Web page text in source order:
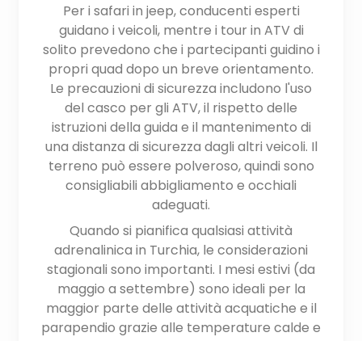
Per i safari in jeep, conducenti esperti
guidano i veicoli, mentre i tour in ATV di
solito prevedono che i partecipanti guidino i
propri quad dopo un breve orientamento.
Le precauzioni di sicurezza includono l'uso
del casco per gli ATV, il rispetto delle
istruzioni della guida e il mantenimento di
una distanza di sicurezza dagli altri veicoli. Il
terreno può essere polveroso, quindi sono
consigliabili abbigliamento e occhiali
adeguati.
Quando si pianifica qualsiasi attività
adrenalinica in Turchia, le considerazioni
stagionali sono importanti. I mesi estivi (da
maggio a settembre) sono ideali per la
maggior parte delle attività acquatiche e il
parapendio grazie alle temperature calde e